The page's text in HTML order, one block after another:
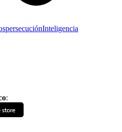
persecuciónInteligencia
: